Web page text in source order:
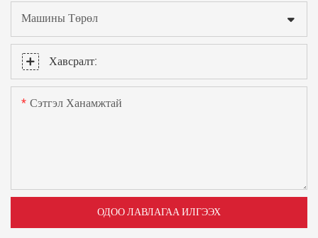
Машины Төрөл
Хавсралт:
Сэтгэл Ханамжтай
ОДОО ЛАВЛАГАА ИЛГЭЭХ